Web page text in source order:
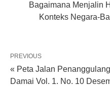
Bagaimana Menjalin
Konteks Negara-
PREVIOUS
« Peta Jalan
Damai Vol. 1. No. 10